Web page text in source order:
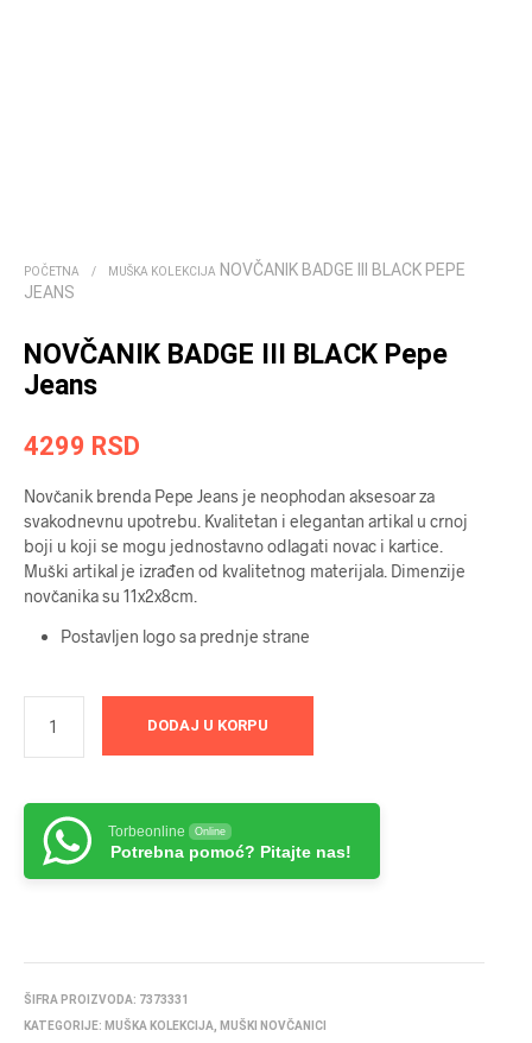
POČETNA / MUŠKA KOLEKCIJA NOVČANIK BADGE III BLACK PEPE
JEANS
NOVČANIK BADGE III BLACK Pepe
Jeans
4299 RSD
Novčanik brenda Pepe Jeans je neophodan aksesoar za
svakodnevnu upotrebu. Kvalitetan i elegantan artikal u crnoj
boji u koji se mogu jednostavno odlagati novac i kartice.
Muški artikal je izrađen od kvalitetnog materijala. Dimenzije
novčanika su 11x2x8cm.
Postavljen logo sa prednje strane
DODAJ U KORPU
Torbeonline Online
Potrebna pomoć? Pitajte nas!
ŠIFRA PROIZVODA: 7373331
KATEGORIJE: MUŠKA KOLEKCIJA
MUŠKI NOVČANICI